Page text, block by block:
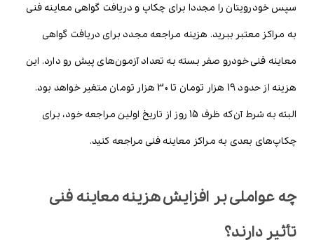
سپس خودرویتان را مجددا برای چکاپ و دریافت گواهی معاینه فنی
به مراکز معتبر ببرید. هزینه مراجعه مجدد برای دریافت گواهی
معاینه فنی خودرو صفر بسته به تعداد آزمون‌های پیش رو دارد. این
هزینه از حدود 19 هزار تومان تا 30 هزار تومان متغیر خواهد بود.
البته به شرط آن‌که ظرف 15 روز از تاریخ اولین مراجعه خود، برای
چکاپ‌های بعدی به مراکز معاینه فنی مراجعه کنید.
چه عواملی بر افزایش هزینه معاینه فنی
تأثیر دارند؟